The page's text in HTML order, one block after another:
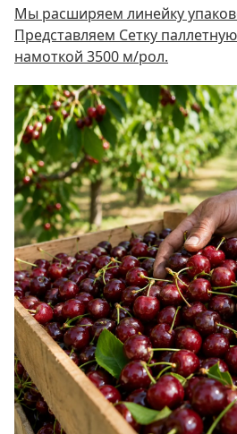
Мы расширяем линейку
Представляем Сетку
намоткой 3500 м/рол.